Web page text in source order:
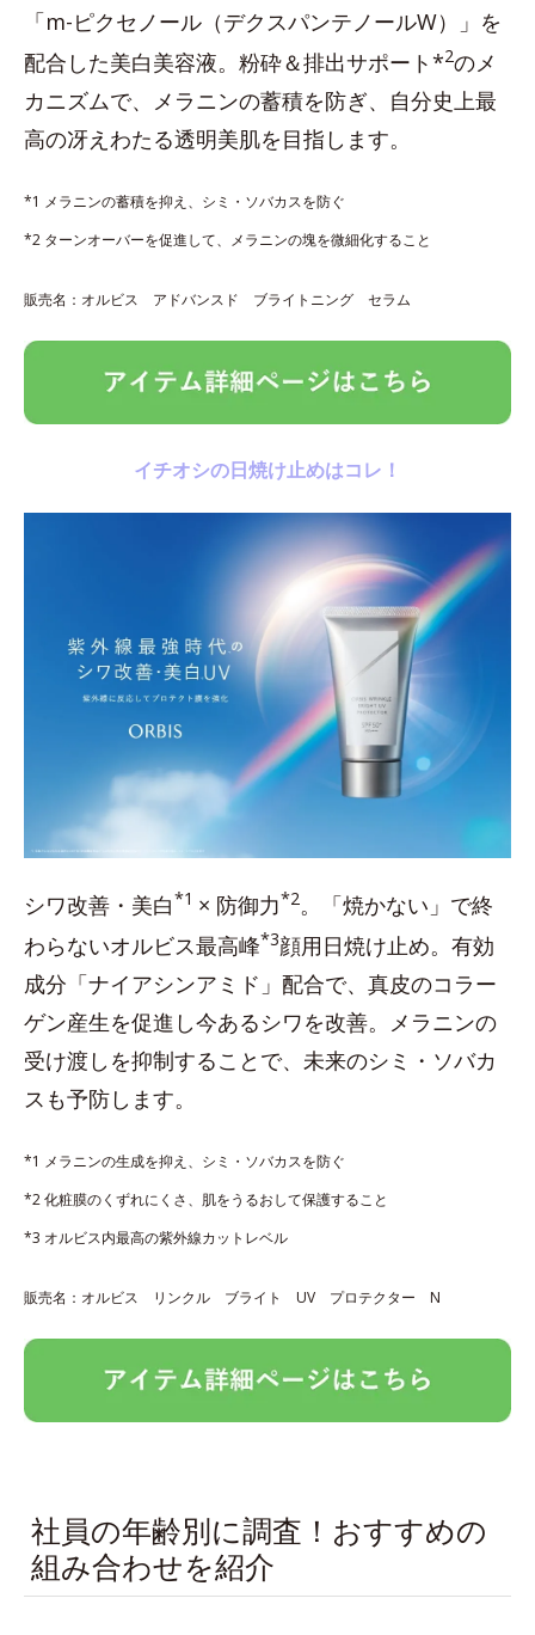
「m-ピクセノール（デクスパンテノールW）」を
配合した美白美容液。粉砕＆排出サポート*2のメ
カニズムで、メラニンの蓄積を防ぎ、自分史上最
高の冴えわたる透明美肌を目指します。
*1 メラニンの蓄積を抑え、シミ・ソバカスを防ぐ
*2 ターンオーバーを促進して、メラニンの塊を微細化すること
販売名：オルビス アドバンスド ブライトニング セラム
イチオシの日焼け止めはコレ！
シワ改善・美白*1 × 防御力*2。「焼かない」で終
わらないオルビス最高峰*3顔用日焼け止め。有効
成分「ナイアシンアミド」配合で、真皮のコラー
ゲン産生を促進し今あるシワを改善。メラニンの
受け渡しを抑制することで、未来のシミ・ソバカ
スも予防します。
*1 メラニンの生成を抑え、シミ・ソバカスを防ぐ
*2 化粧膜のくずれにくさ、肌をうるおして保護すること
*3 オルビス内最高の紫外線カットレベル
販売名：オルビス リンクル ブライト UV プロテクター N
社員の年齢別に調査！おすすめの
組み合わせを紹介